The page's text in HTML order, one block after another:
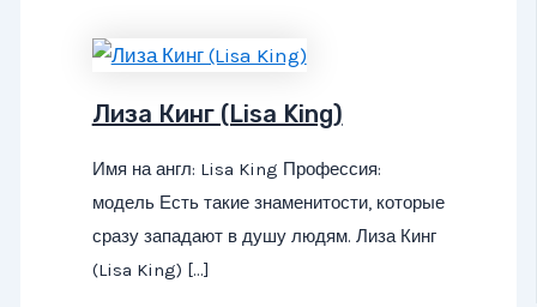
Лиза Кинг (Lisa King)
Имя на англ: Lisa King Профессия:
модель Есть такие знаменитости, которые
сразу западают в душу людям. Лиза Кинг
(Lisa King) […]